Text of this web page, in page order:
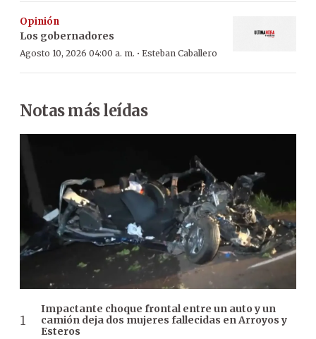
Opinión
Los gobernadores
Agosto 10, 2026 04:00 a. m. · Esteban Caballero
Notas más leídas
Impactante choque frontal entre un auto y un
camión deja dos mujeres fallecidas en Arroyos y
Esteros